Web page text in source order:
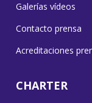
Galerías vídeos
Contacto prensa
Acreditaciones
CHARTER